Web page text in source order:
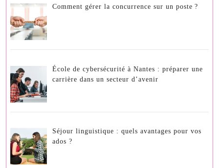
Comment gérer la concurrence sur un poste ?
École de cybersécurité à Nantes : préparer une
carrière dans un secteur d’avenir
Séjour linguistique : quels avantages pour vos
ados ?